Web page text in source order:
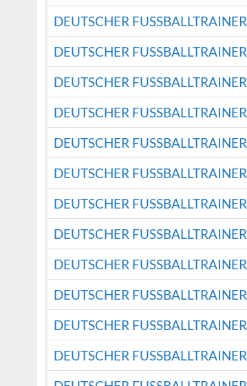
DEUTSCHER FUSSBALLTRAINER
DEUTSCHER FUSSBALLTRAINER
DEUTSCHER FUSSBALLTRAINER
DEUTSCHER FUSSBALLTRAINER
DEUTSCHER FUSSBALLTRAINER
DEUTSCHER FUSSBALLTRAINER
DEUTSCHER FUSSBALLTRAINER
DEUTSCHER FUSSBALLTRAINER
DEUTSCHER FUSSBALLTRAINER
DEUTSCHER FUSSBALLTRAINER
DEUTSCHER FUSSBALLTRAINER
DEUTSCHER FUSSBALLTRAINER